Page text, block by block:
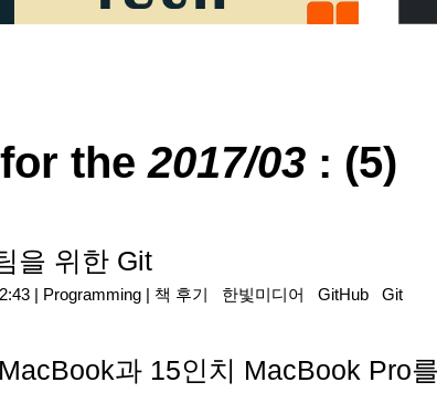
the2017/03 : (5)
을 위한 Git
| Programming | 책 후기 한빛미디어 GitHub Git
과 15인치 MacBook Pro